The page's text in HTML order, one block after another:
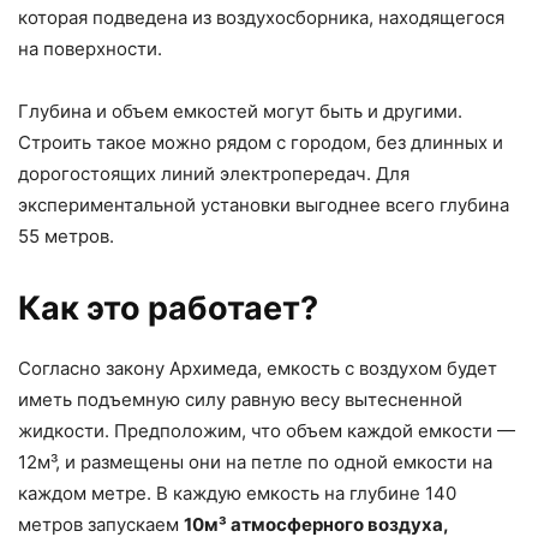
которая подведена из воздухосборника, находящегося
на поверхности.
Глубина и объем емкостей могут быть и другими.
Строить такое можно рядом с городом, без длинных и
дорогостоящих линий электропередач. Для
экспериментальной установки выгоднее всего глубина
55 метров.
Как это работает?
Согласно закону Архимеда, емкость с воздухом будет
иметь подъемную силу равную весу вытесненной
жидкости. Предположим, что объем каждой емкости —
12м³, и размещены они на петле по одной емкости на
каждом метре. В каждую емкость на глубине 140
метров запускаем 10м³ атмосферного воздуха,